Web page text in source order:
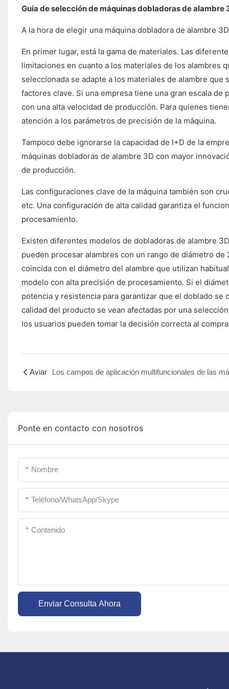
Guía de selección de máquinas dobladoras de
A la hora de elegir una máquina dobladora de alambre
En primer lugar, está la gama de materiales. Las
limitaciones en cuanto a los materiales de los alambres
seleccionada se adapte a los materiales de alambre
factores clave. Si una empresa tiene una gran escala
con una alta velocidad de producción. Para quienes
atención a los parámetros de precisión de la máquina.
Tampoco debe ignorarse la capacidad de I+D de la
máquinas dobladoras de alambre 3D con mayor
de producción.
Las configuraciones clave de la máquina también son
etc. Una configuración de alta calidad garantiza el
procesamiento.
Existen diferentes modelos de dobladoras de alambre
pueden procesar alambres con un rango de diámetro
coincida con el diámetro del alambre que utilizan
modelo con alta precisión de procesamiento. Si el
potencia y resistencia para garantizar que el doblado
calidad del producto se vean afectadas por una
los usuarios pueden tomar la decisión correcta al
Aviar
Ponte en contacto con nosotros
Nombre
Teléfono/WhatsApp/Skype
Contenido
Enviar Consulta Ahora